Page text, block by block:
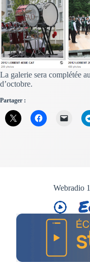
La galerie sera complétée
d’octobre.
Partager :
Webradio